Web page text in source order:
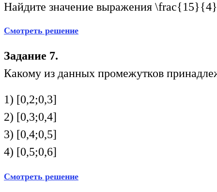
Найдите значение выражения
Смотреть решение
Задание 7.
Какому из данных промежутков
1) [0,2;0,3]
2) [0,3;0,4]
3) [0,4;0,5]
4) [0,5;0,6]
Смотреть решение